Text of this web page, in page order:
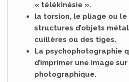
« télékinésie ».
la torsion, le pliage ou le
structures d’objets
cuillères ou des tiges.
La psychophotographie
d’imprimer une image
photographique.